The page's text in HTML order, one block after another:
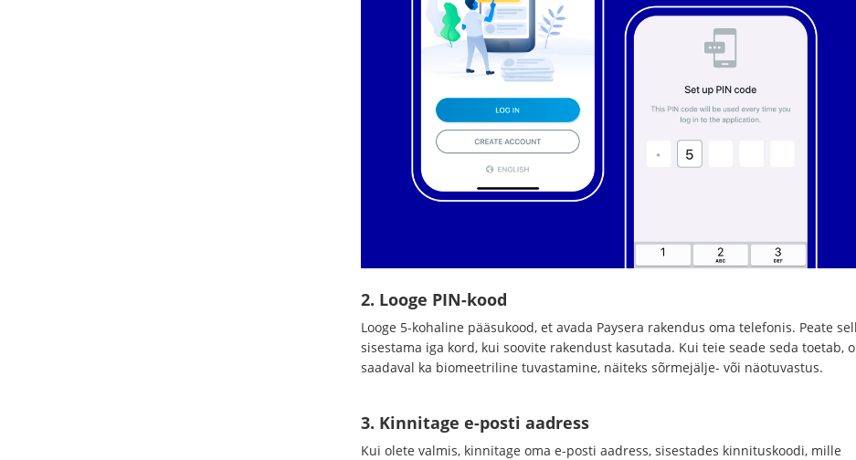
2. Looge PIN-kood
Looge 5-kohaline pääsukood, et avada Paysera rakendus oma telefonis. Peate
sisestama iga kord, kui soovite rakendust kasutada. Kui teie seade seda toetab,
saadaval ka biomeetriline tuvastamine, näiteks sõrmejälje- või näotuvastus.
3. Kinnitage e-posti aadress
Kui olete valmis, kinnitage oma e-posti aadress, sisestades kinnituskoodi, mille